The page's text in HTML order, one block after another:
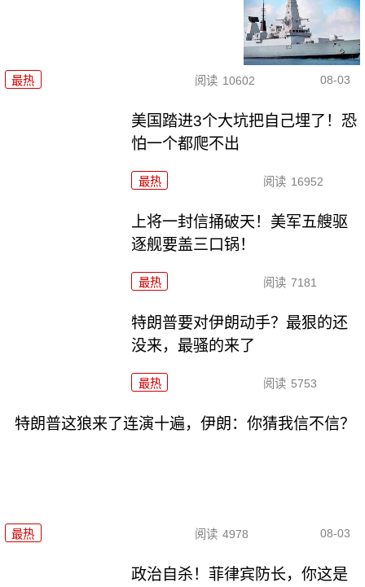
最热 阅读 10602 08-03
美国踏进3个大坑把自己埋了！恐
怕一个都爬不出
最热 阅读 16952
上将一封信捅破天！美军五艘驱
逐舰要盖三口锅！
最热 阅读 7181
特朗普要对伊朗动手？最狠的还
没来，最骚的来了
最热 阅读 5753
特朗普这狼来了连演十遍，伊朗：你猜我信不信？
最热 阅读 4978 08-03
政治自杀！菲律宾防长，你这是